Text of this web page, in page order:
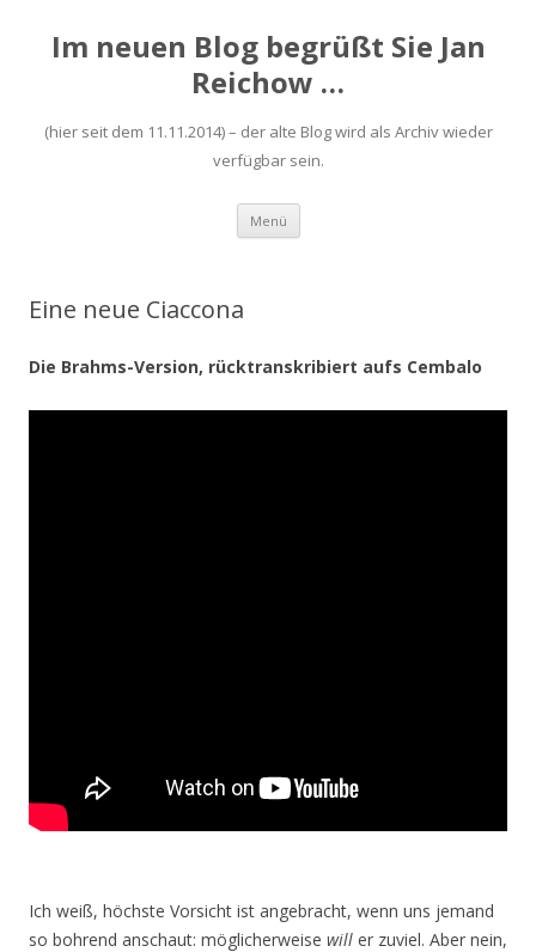
Im neuen Blog begrüßt Sie Jan
Reichow …
(hier seit dem 11.11.2014) – der alte Blog wird als Archiv wieder
verfügbar sein.
Menü Zum
springen
Eine neue Ciaccona
Die Brahms-Version, rücktranskribiert aufs Cembalo
Ich weiß, höchste Vorsicht ist angebracht, wenn uns jemand
so bohrend anschaut: möglicherweise will er zuviel. Aber nein,